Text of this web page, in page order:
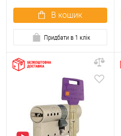
В кошик
Придбати в 1 клік